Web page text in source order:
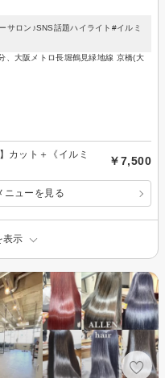
サロン♪SNS話題ハイライト#イルミ
、大阪メトロ長堀鶴見緑地線 京橋(大
カット＋《イルミ
￥7,500
ニューを見る
表示